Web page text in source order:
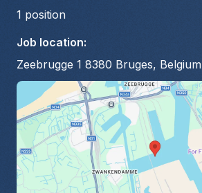
1 position
Job location:
Zeebrugge 1 8380 Bruges, Belgium